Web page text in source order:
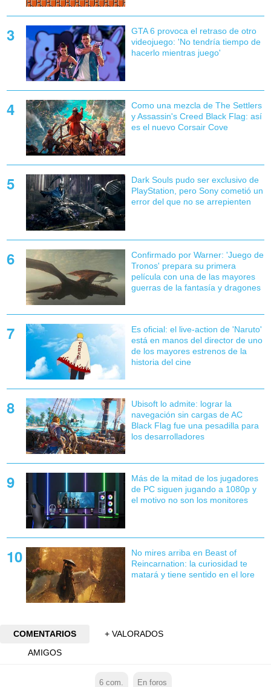
GTA 6 provoca el retraso de otro
videojuego: 'No tendría tiempo de
hacerlo mientras juego'
Como una mezcla de The Settlers
y Assassin's Creed Black Flag: así
es el nuevo Corsair Cove
Dark Souls pudo ser exclusivo de
PlayStation, pero Sony cometió un
error del que no se arrepienten
Confirmado por Warner: 'Juego de
Tronos' prepara su primera
película con una de las mayores
guerras de la fantasía y dragones
Es oficial: el live-action de 'Naruto'
está en manos del director de uno
de los mayores estrenos de la
historia del cine
Ubisoft lo admite: lograr la
navegación sin cargas de AC
Black Flag fue una pesadilla para
los desarrolladores
Más de la mitad de los jugadores
de PC siguen jugando a 1080p y
el motivo no son los monitores
No mires arriba en Beast of
Reincarnation: la curiosidad te
matará y tiene sentido en el lore
COMENTARIOS
+ VALORADOS
AMIGOS
6 com. En foros